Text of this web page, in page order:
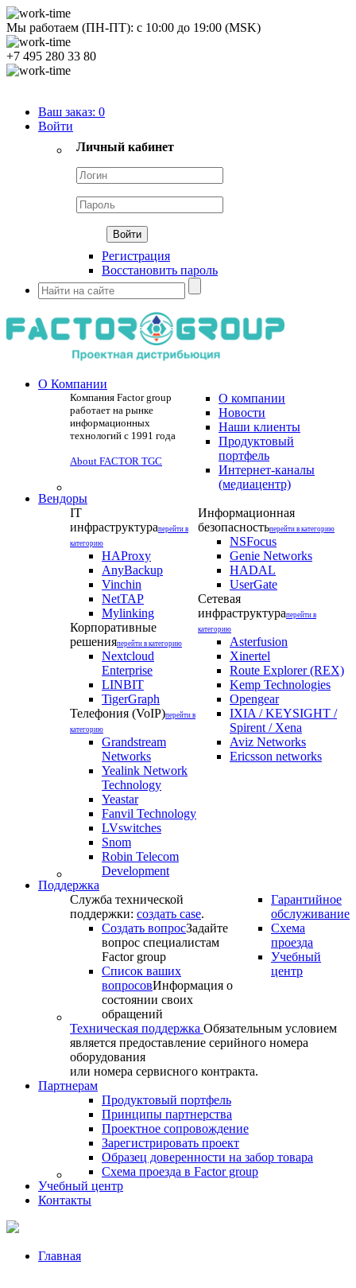
Мы работаем (ПН-ПТ): с 10:00 до 19:00 (MSK)
+7 495 280 33 80
Ваш заказ: 0
Войти
Личный кабинет
Регистрация
Восстановить пароль
О Компании
Компания Factor group
работает на рынке
информационных
технологий с 1991 года
About FACTOR TGC
О компании
Новости
Наши клиенты
Продуктовый
портфель
Интернет-каналы
(медиацентр)
Вендоры
IT
инфраструктураперейти в
категорию
HAProxy
AnyBackup
Vinchin
NetTAP
Mylinking
Корпоративные
решенияперейти в категорию
Nextcloud
Enterprise
LINBIT
TigerGraph
Телефония (VoIP)перейти в
категорию
Grandstream
Networks
Yealink Network
Technology
Yeastar
Fanvil Technology
LVswitches
Snom
Robin Telecom
Development
Информационная
безопасностьперейти в категорию
NSFocus
Genie Networks
HADAL
UserGate
Сетевая
инфраструктураперейти в
категорию
Asterfusion
Xinertel
Route Explorer (REX)
Kemp Technologies
Opengear
IXIA / KEYSIGHT /
Spirent / Xena
Aviz Networks
Ericsson networks
Поддержка
Служба технической
поддержки: создать case.
Создать вопросЗадайте
вопрос специалистам
Factor group
Список ваших
вопросовИнформация о
состоянии своих
обращений
Гарантийное
обслуживание
Схема
проезда
Учебный
центр
Техническая поддержка Обязательным условием
является предоставление серийного номера
оборудования
или номера сервисного контракта.
Партнерам
Продуктовый портфель
Принципы партнерства
Проектное сопровождение
Зарегистрировать проект
Образец доверенности на забор товара
Схема проезда в Factor group
Учебный центр
Контакты
Главная